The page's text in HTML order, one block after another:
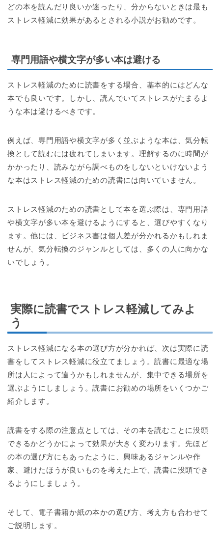
どの本を読んだり良いか迷ったり、分からないときは最も
ストレス軽減に効果があるとされる小説がお勧めです。
専門用語や横文字が多い本は避ける
ストレス軽減のために読書をする場合、基本的にはどんな
本でも良いです。しかし、読んでいてストレスがたまるよ
うな本は避けるべきです。
例えば、専門用語や横文字が多く並ぶような本は、気分転
換として読むには疲れてしまいます。理解するのに時間が
かかったり、読みながら調べものをしないといけないよう
な本はストレス軽減のための読書には向いていません。
ストレス軽減のための読書として本を選ぶ際は、専門用語
や横文字が多い本を避けるようにすると、選びやすくなり
ます。他には、ビジネス書は個人差が分かれるかもしれま
せんが、気分転換のジャンルとしては、多くの人に向かな
いでしょう。
実際に読書でストレス軽減してみよ
う
ストレス軽減になる本の選び方が分かれば、次は実際に読
書をしてストレス軽減に役立てましょう。読書に最適な場
所は人によって違うかもしれませんが、集中できる場所を
選ぶようにしましょう。読書にお勧めの場所をいくつかご
紹介します。
読書をする際の注意点としては、その本を読むことに没頭
できるかどうかによって効果が大きく変わります。先ほど
の本の選び方にもあったように、興味あるジャンルや作
家、避けたほうが良いものを考えた上で、読書に没頭でき
るようにしましょう。
そして、電子書籍か紙の本かの選び方、考え方も合わせて
ご説明します。